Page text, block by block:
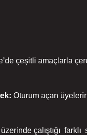
çeşitli amaçlarla
Oturum açan
üzerinde çalıştığı